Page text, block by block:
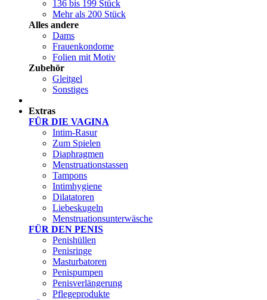
136 bis 199 Stück
Mehr als 200 Stück
Alles andere
Dams
Frauenkondome
Folien mit Motiv
Zubehör
Gleitgel
Sonstiges
Extras
FÜR DIE VAGINA
Intim-Rasur
Zum Spielen
Diaphragmen
Menstruationstassen
Tampons
Intimhygiene
Dilatatoren
Liebeskugeln
Menstruationsunterwäsche
FÜR DEN PENIS
Penishüllen
Penisringe
Masturbatoren
Penispumpen
Penisverlängerung
Pflegeprodukte